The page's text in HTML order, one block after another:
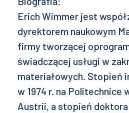
Erich Wimmer jest
dyrektorem naukowym
firmy tworzącej
świadczącej usługi w
materiałowych. Stopień
w 1974 r. na Politechnice
Austrii, a stopień doktora